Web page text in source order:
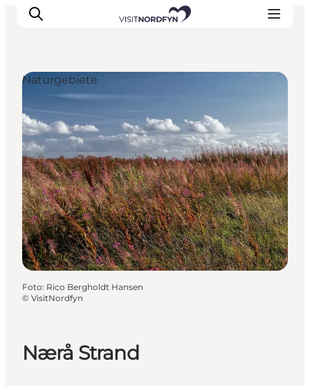
Erleben
Eventkalender
Essen und Trinken
Unterkünfte
Erlebnisbuchung
Für Kinder
Nærå Strand
Naturgebiete
Foto: Rico Bergholdt Hansen
© VisitNordfyn